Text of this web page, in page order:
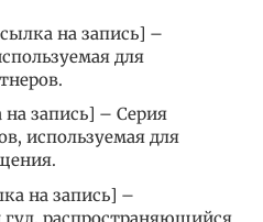
на запись] –
для
запись] – Серия
используемая для
на запись] –